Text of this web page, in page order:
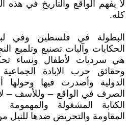
لا يفهم الواقع والتاريخ في هذه
كله.
البطولة في فلسطين وفي
الحكايات وآليات تصنيع وتلميع
هي سرديات لأطفال ونساء
وحقائق حرب الإبادة الجماعية
الدولية وأصدرت فيها وحولها
الصرف في الواقع – وللأسف –
الكتابة المشغولة
المقاومة والتحريض ضدها للنيل